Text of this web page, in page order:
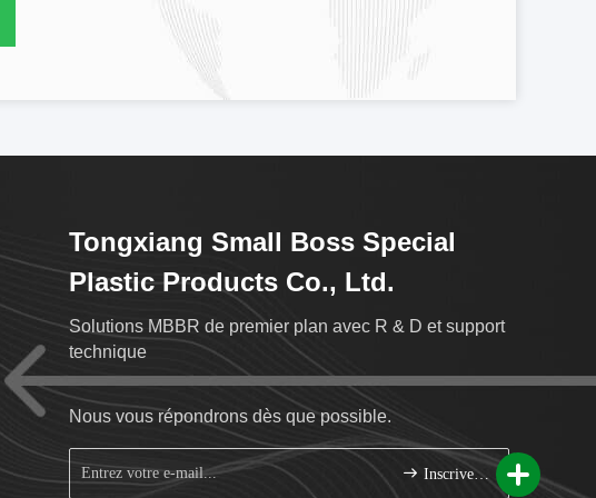
Tongxiang Small Boss Special
Plastic Products Co., Ltd.
Solutions MBBR de premier plan avec R & D et support
technique
Nous vous répondrons dès que possible.
Inscrivez-vous